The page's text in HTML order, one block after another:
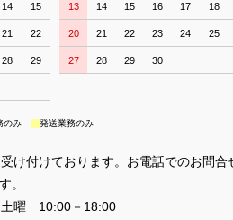
14 15
21 22
28 29
13 14 15 16 17 18
20 21 22 23 24 25
27 28 29 30
のみ 発送業務のみ
け付けております。お電話でのお問合
。
曜 10:00－18:00